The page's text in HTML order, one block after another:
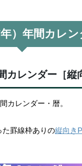
）年間カレ
カレンダー［縦
カレンダー・暦。
た罫線枠ありの縦向き